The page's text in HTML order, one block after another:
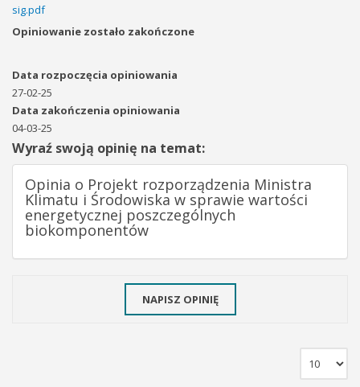
sig.pdf
Opiniowanie zostało zakończone
Data rozpoczęcia opiniowania
27-02-25
Data zakończenia opiniowania
04-03-25
Wyraź swoją opinię na temat:
Opinia o Projekt rozporządzenia Ministra
Klimatu i Środowiska w sprawie wartości
energetycznej poszczególnych
biokomponentów
NAPISZ OPINIĘ